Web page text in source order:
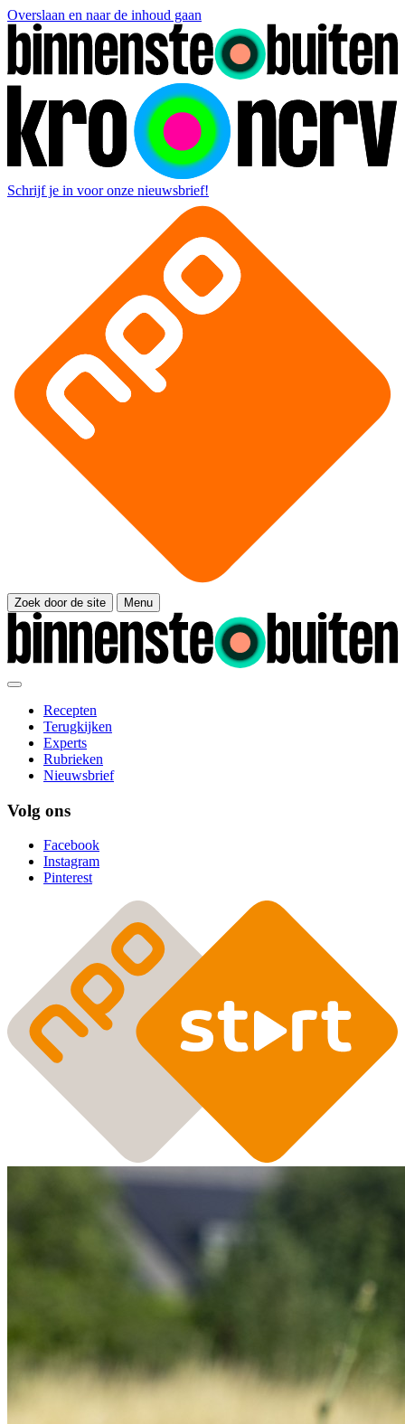
Overslaan en naar de inhoud gaan
Schrijf je in voor onze nieuwsbrief!
Zoek door de site Menu
Recepten
Terugkijken
Experts
Rubrieken
Nieuwsbrief
Volg ons
Facebook
Instagram
Pinterest